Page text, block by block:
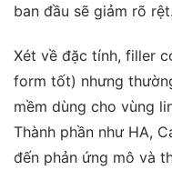
ban đầu sẽ giảm rõ rệt.
Xét về đặc tính, filler
form tốt) nhưng
mềm dùng cho vùng
Thành phần như HA,
đến phản ứng mô và